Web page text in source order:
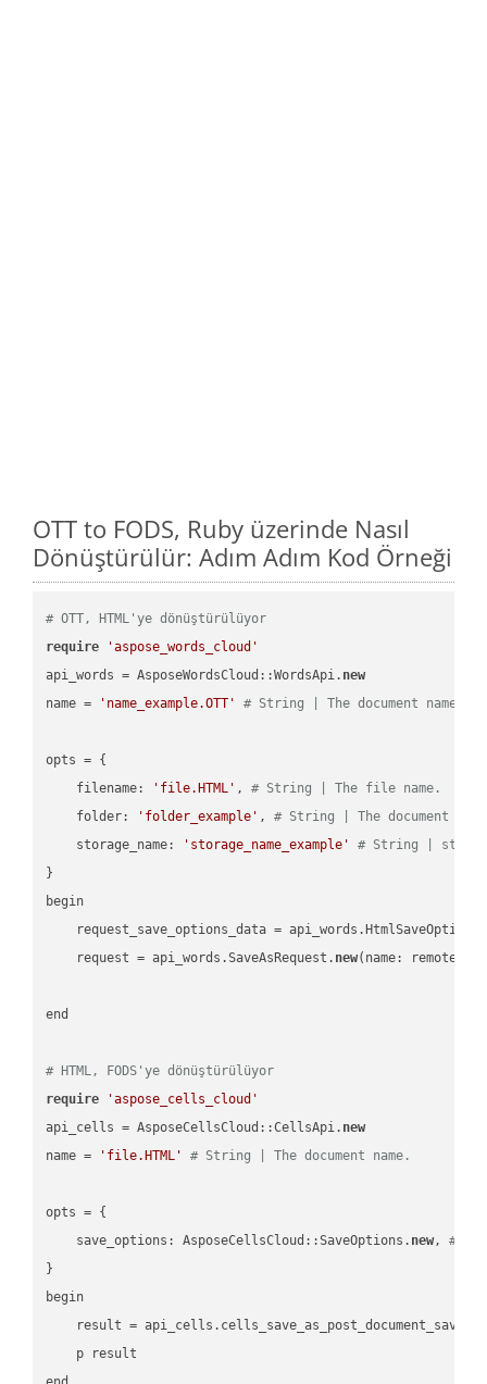
OTT to FODS, Ruby üzerinde Nasıl
Dönüştürülür: Adım Adım Kod Örneği
# OTT, HTML'ye dönüştürülüyor
require
'aspose_words_cloud'
api_words = AsposeWordsCloud::WordsApi. new
name =
'name_example.OTT' # String | The document name.
opts = {
    filename:
'file.HTML' , # String | The file name.
    folder:
'folder_example' , # String | The document
    storage_name:
'storage_name_example'
# String |
}
begin
request_save_options_data =
    request = api_words.SaveAsRequest.
new(name:
end
# HTML, FODS'ye dönüştürülüyor
require
'aspose_cells_cloud'
api_cells = AsposeCellsCloud::CellsApi. new
name =
'file.HTML' # String | The document name.
opts = {
    save_options: AsposeCellsCloud::SaveOptions.
new, #
}
begin
result =
    p result